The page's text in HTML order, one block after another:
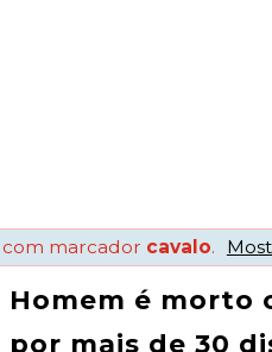
marcador cavalo.
Homem é morto
por mais de 30